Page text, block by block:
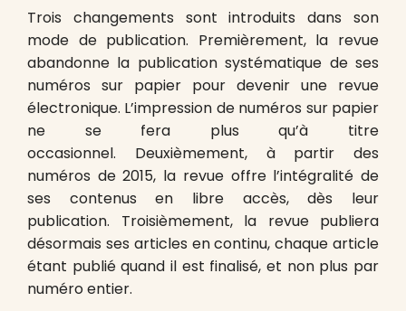
Trois changements sont introduits dans son
mode de publication. Premièrement, la revue
abandonne la publication systématique de ses
numéros sur papier pour devenir une revue
électronique. L’impression de numéros sur papier
ne se fera plus qu’à titre
occasionnel. Deuxièmement, à partir des
numéros de 2015, la revue offre l’intégralité de
ses contenus en libre accès, dès leur
publication. Troisièmement, la revue publiera
désormais ses articles en continu, chaque article
étant publié quand il est finalisé, et non plus par
numéro entier.